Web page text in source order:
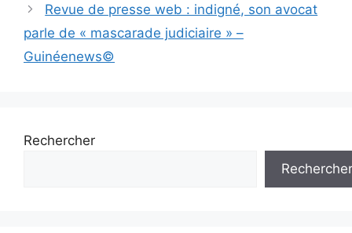
Revue de presse web : indigné, son avocat
parle de « mascarade judiciaire » –
Guinéenews©
Rechercher
Rechercher